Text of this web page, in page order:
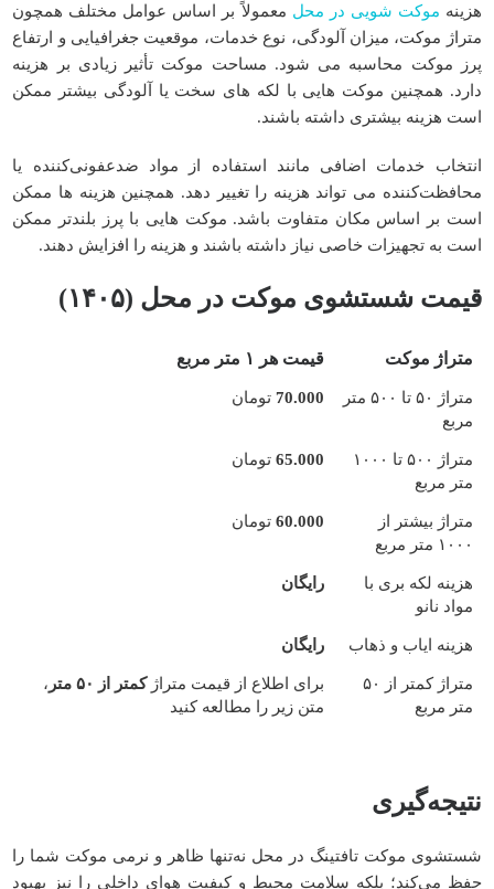
هزینه موکت شویی در محل معمولاً بر اساس عوامل مختلف همچون
متراژ موکت، میزان آلودگی، نوع خدمات، موقعیت جغرافیایی و ارتفاع
پرز موکت محاسبه می ‌شود. مساحت موکت تأثیر زیادی بر هزینه
دارد. همچنین موکت ‌هایی با لکه‌ های سخت یا آلودگی بیشتر ممکن
است هزینه بیشتری داشته باشند.
انتخاب خدمات اضافی مانند استفاده از مواد ضدعفونی‌کننده یا
محافظت‌کننده می ‌تواند هزینه را تغییر دهد. همچنین هزینه ‌ها ممکن
است بر اساس مکان متفاوت باشد. موکت ‌هایی با پرز بلندتر ممکن
است به تجهیزات خاصی نیاز داشته باشند و هزینه را افزایش دهند.
قیمت شستشوی موکت در محل (۱۴۰۵)
متراژ موکت قیمت هر ۱ متر مربع
متراژ ۵۰ تا ۵۰۰ متر
مربع
70.000 تومان
متراژ ۵۰۰ تا ۱۰۰۰
متر مربع
65.000 تومان
متراژ بیشتر از
۱۰۰۰ متر مربع
60.000 تومان
هزینه لکه بری با
مواد نانو
رایگان
هزینه ایاب و ذهاب رایگان
متراژ کمتر از ۵۰
متر مربع
برای اطلاع از قیمت متراژکمتر از ۵۰ متر
،
متن زیر را مطالعه کنید
نتیجه‌گیری
شستشوی موکت تافتینگ در محل نه‌تنها ظاهر و نرمی موکت شما را
حفظ می‌کند؛ بلکه سلامت محیط و کیفیت هوای داخلی را نیز بهبود